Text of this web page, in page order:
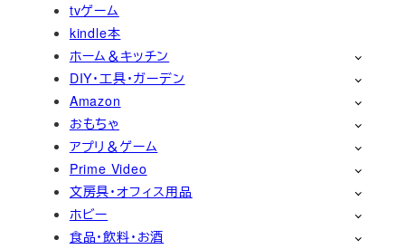
tvゲーム
kindle本
ホーム＆キッチン
DIY・工具・ガーデン
Amazon
おもちゃ
アプリ＆ゲーム
Prime Video
文房具・オフィス用品
ホビー
食品・飲料・お酒